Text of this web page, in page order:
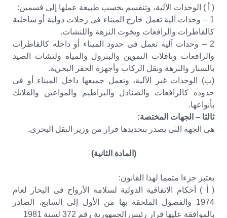
( أ ) الوحدات الآلية، وتنقسم بحسب طبيعة عملها إلى قسمين:
1 – وحدات آلية تعمل خارج الميناء فى رحلات دولية أو ساحلية
كالقاطرات والرافعات ويخوت النزهة واللنشات.
2 – وحدات آلية تعمل فى حدود الميناء أو داخله كالقاطرات
والرافعات وناقلات التموين والبترول والمياه ولنشات الصيد
بالسنار والنزهة ونقل الركاب وأجهزة الحفر البحرية.
(ب) الوحدات غير الآلية، وتعمل جميعها داخل الميناء أو فى
حدوده كالرافعات والصنادل والبراطيم والمواعين والفلايك
بأنواعها.
ثالثا – الجهات المختصة:
هى الجهة التى يصدر بتحديدها قرار من وزير النقل البحرى.
(المادة الثانية)
يعتبر جزءا متمما لهذا القانون:
( أ ) أحكام الاتفاقية الدولية لسلامة الأرواح فى البحار لعام
1974 والفصول الملحقة بها من الأول إلى السابع، الصادر
بالموافقة عليها قرار رئيس الجمهورية رقم 372 لسنة 1981